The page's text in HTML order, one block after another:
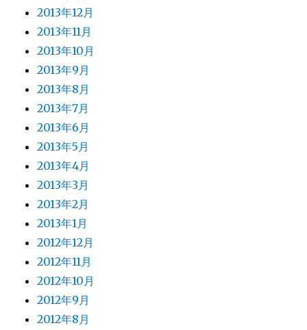
2013年12月
2013年11月
2013年10月
2013年9月
2013年8月
2013年7月
2013年6月
2013年5月
2013年4月
2013年3月
2013年2月
2013年1月
2012年12月
2012年11月
2012年10月
2012年9月
2012年8月